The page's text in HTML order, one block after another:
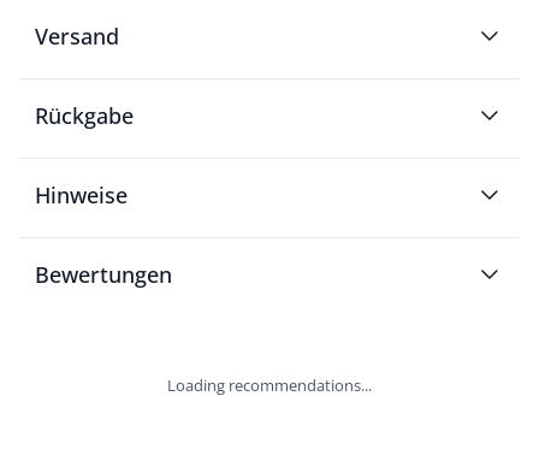
Versand
Rückgabe
Hinweise
Bewertungen
Loading recommendations...